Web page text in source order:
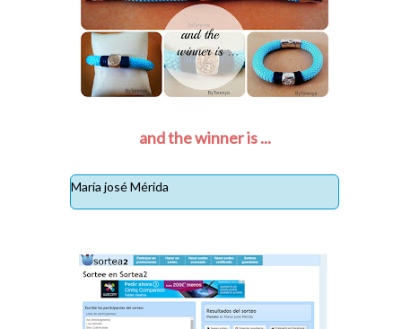
and the winner is ...
María josé Mérida